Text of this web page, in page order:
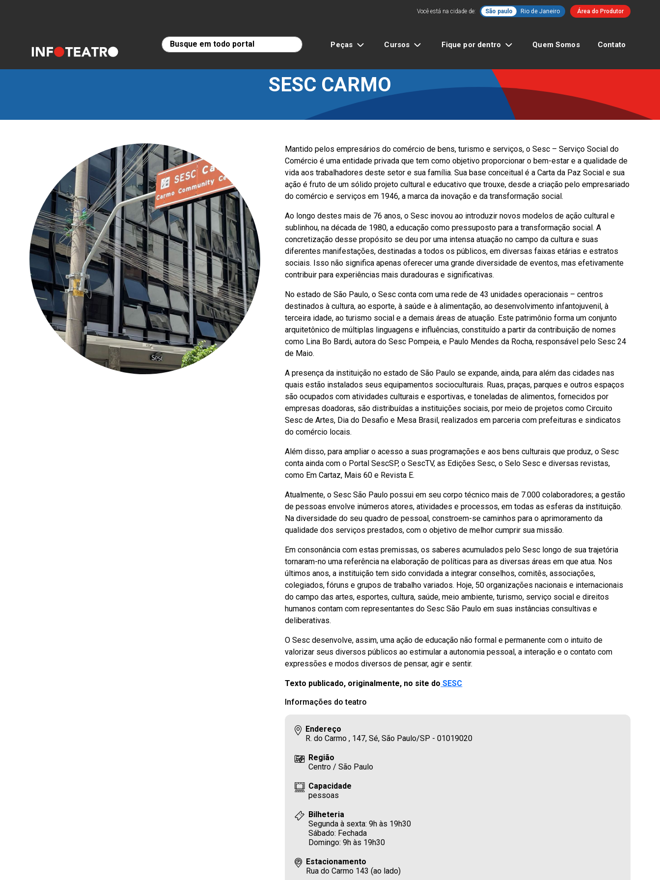
Você está na cidade de: São paulo Rio de Janeiro Área do Produtor
Peças Cursos Fique por dentro Quem Somos Contato
SESC CARMO
Mantido pelos empresários do comércio de bens, turismo e serviços, o Sesc – Serviço Social do
Comércio é uma entidade privada que tem como objetivo proporcionar o bem-estar e a qualidade de
vida aos trabalhadores deste setor e sua família. Sua base conceitual é a Carta da Paz Social e sua
ação é fruto de um sólido projeto cultural e educativo que trouxe, desde a criação pelo empresariado
do comércio e serviços em 1946, a marca da inovação e da transformação social.
Ao longo destes mais de 76 anos, o Sesc inovou ao introduzir novos modelos de ação cultural e
sublinhou, na década de 1980, a educação como pressuposto para a transformação social. A
concretização desse propósito se deu por uma intensa atuação no campo da cultura e suas
diferentes manifestações, destinadas a todos os públicos, em diversas faixas etárias e estratos
sociais. Isso não significa apenas oferecer uma grande diversidade de eventos, mas efetivamente
contribuir para experiências mais duradouras e significativas.
No estado de São Paulo, o Sesc conta com uma rede de 43 unidades operacionais – centros
destinados à cultura, ao esporte, à saúde e à alimentação, ao desenvolvimento infantojuvenil, à
terceira idade, ao turismo social e a demais áreas de atuação. Este patrimônio forma um conjunto
arquitetônico de múltiplas linguagens e influências, constituído a partir da contribuição de nomes
como Lina Bo Bardi, autora do Sesc Pompeia, e Paulo Mendes da Rocha, responsável pelo Sesc 24
de Maio.
A presença da instituição no estado de São Paulo se expande, ainda, para além das cidades nas
quais estão instalados seus equipamentos socioculturais. Ruas, praças, parques e outros espaços
são ocupados com atividades culturais e esportivas, e toneladas de alimentos, fornecidos por
empresas doadoras, são distribuídas a instituições sociais, por meio de projetos como Circuito
Sesc de Artes, Dia do Desafio e Mesa Brasil, realizados em parceria com prefeituras e sindicatos
do comércio locais.
Além disso, para ampliar o acesso a suas programações e aos bens culturais que produz, o Sesc
conta ainda com o Portal SescSP, o SescTV, as Edições Sesc, o Selo Sesc e diversas revistas,
como Em Cartaz, Mais 60 e Revista E.
Atualmente, o Sesc São Paulo possui em seu corpo técnico mais de 7.000 colaboradores; a gestão
de pessoas envolve inúmeros atores, atividades e processos, em todas as esferas da instituição.
Na diversidade do seu quadro de pessoal, constroem-se caminhos para o aprimoramento da
qualidade dos serviços prestados, com o objetivo de melhor cumprir sua missão.
Em consonância com estas premissas, os saberes acumulados pelo Sesc longo de sua trajetória
tornaram-no uma referência na elaboração de políticas para as diversas áreas em que atua. Nos
últimos anos, a instituição tem sido convidada a integrar conselhos, comitês, associações,
colegiados, fóruns e grupos de trabalho variados. Hoje, 50 organizações nacionais e internacionais
do campo das artes, esportes, cultura, saúde, meio ambiente, turismo, serviço social e direitos
humanos contam com representantes do Sesc São Paulo em suas instâncias consultivas e
deliberativas.
O Sesc desenvolve, assim, uma ação de educação não formal e permanente com o intuito de
valorizar seus diversos públicos ao estimular a autonomia pessoal, a interação e o contato com
expressões e modos diversos de pensar, agir e sentir.
Texto publicado, originalmente, no site do SESC
Informações do teatro
Endereço
R. do Carmo , 147, Sé, São Paulo/SP - 01019020
Região
Centro / São Paulo
Capacidade
pessoas
Bilheteria
Segunda à sexta: 9h às 19h30
Sábado: Fechada
Domingo: 9h às 19h30
Estacionamento
Rua do Carmo 143 (ao lado)